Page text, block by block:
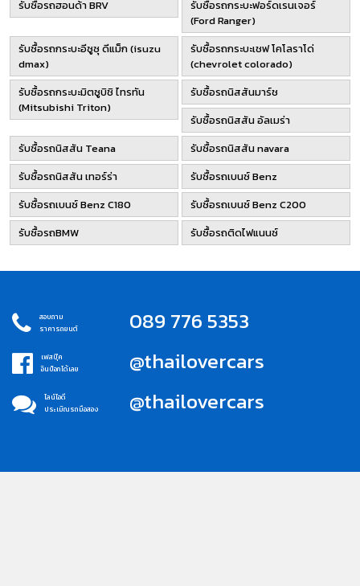
รับซื้อรถฮอนด้า BRV
รับซื้อรถกระบะฟอร์ดเรนเจอร์
(Ford Ranger)
รับซื้อรถกระบะอีซูซุ ดีแม็ก (isuzu
dmax)
รับซื้อรถกระบะเชฟ โคโลราโด่
(chevrolet colorado)
รับซื้อรถกระบะมิตซูบิชิ ไทรทัน
(Mitsubishi Triton)
รับซื้อรถนิสสันมาร์ช
รับซื้อรถนิสสัน อัลเมร่า
รับซื้อรถนิสสัน Teana
รับซื้อรถนิสสัน navara
รับซื้อรถนิสสัน เทอร์ร่า
รับซื้อรถเบนซ์ Benz
รับซื้อรถเบนซ์ Benz C180
รับซื้อรถเบนซ์ Benz C200
รับซื้อรถBMW
รับซื้อรถติดไฟแนนซ์
สอบถาม
ราคารถยนต์
089 776 5353
เฟสบุ๊ค
อินบ็อกได้เลย
@thailovercars
ไลน์ไอดี
ประเมิณรถมือสอง
@thailovercars